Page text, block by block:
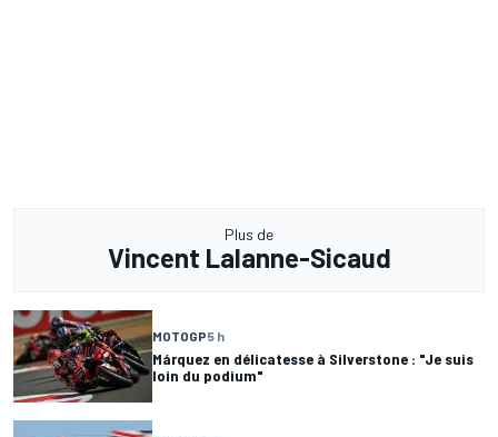
Plus de
Vincent Lalanne-Sicaud
MOTOGP5 h
Márquez en délicatesse à Silverstone : "Je suis
loin du podium"